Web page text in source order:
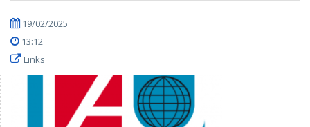
19/02/2025
13:12
Links